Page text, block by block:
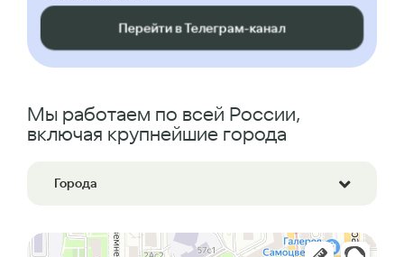
Перейти в Телеграм-канал
Мы работаем по всей России,
включая крупнейшие города
Города